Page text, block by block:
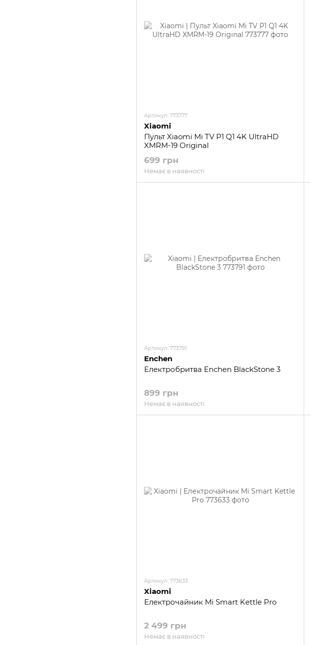
Артикул: 773777
Xiaomi
Пульт Xiaomi Mi TV P1 Q1 4K UltraHD
XMRM-19 Original
699 грн
Немає в наявності
Артикул: 773791
Enchen
Електробритва Enchen BlackStone 3
899 грн
Немає в наявності
Артикул: 773633
Xiaomi
Електрочайник Mi Smart Kettle Pro
2 499 грн
Немає в наявності